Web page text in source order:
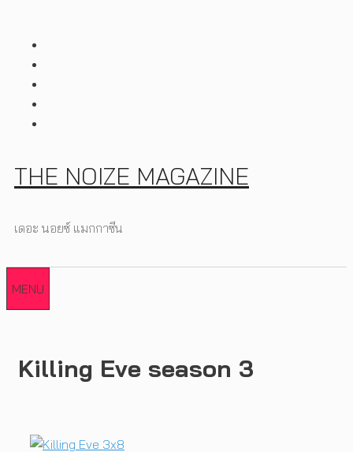
THE NOIZE MAGAZINE
เดอะ นอยซ์ แมกกาซีน
MENU
Killing Eve season 3